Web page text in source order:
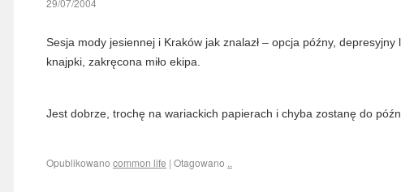
29/07/2004
Sesja mody jesiennej i Kraków jak znalazł – opcja późny,
knajpki, zakręcona miło ekipa.
Jest dobrze, trochę na wariackich papierach i chyba zostanę do
Opublikowano common life | Otagowano ..